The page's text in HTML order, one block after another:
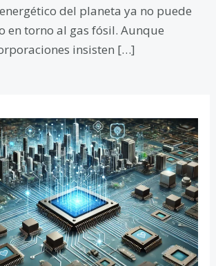
del planeta ya no puede
en torno al gas fósil. Aunque
insisten […]